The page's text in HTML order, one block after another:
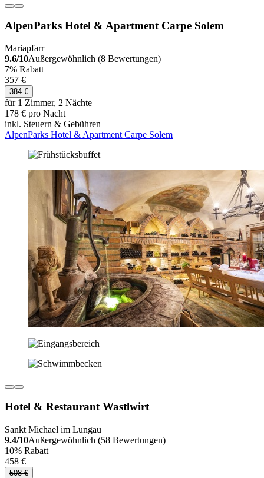
AlpenParks Hotel & Apartment Carpe Solem
Mariapfarr
9.6/10Außergewöhnlich (8 Bewertungen)
7% Rabatt
357 €
384 €
für 1 Zimmer, 2 Nächte
178 € pro Nacht
inkl. Steuern & Gebühren
AlpenParks Hotel & Apartment Carpe Solem
Hotel & Restaurant Wastlwirt
Sankt Michael im Lungau
9.4/10Außergewöhnlich (58 Bewertungen)
10% Rabatt
458 €
508 €